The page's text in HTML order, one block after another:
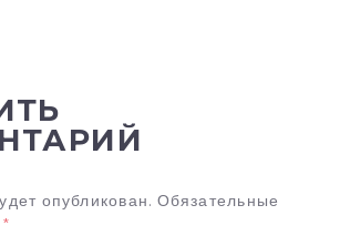
опубликован. Обязательные
*